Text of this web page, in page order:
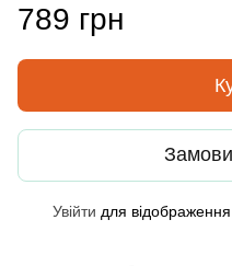
789 грн
Увійти для